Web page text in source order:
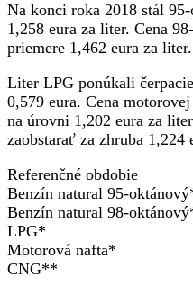
Na konci roka 2018 stál
1,258 eura za liter. Cena
priemere 1,462 eura za liter.
Liter LPG ponúkali
0,579 eura. Cena
na úrovni 1,202 eura za
zaobstarať za zhruba 1,224
Referenčné obdobie
Benzín natural 95-
Benzín natural 98-
LPG*
Motorová nafta*
CNG**